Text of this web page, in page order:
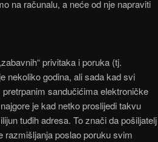
na računalu, a neće od nje napraviti
privitaka i poruka (tj.
nekoliko godina, ali sada kad svi
sandučićima elektroničke
je kad netko proslijedi takvu
tuđih adresa. To znači da pošiljatelj
razmišljanja poslao poruku svim